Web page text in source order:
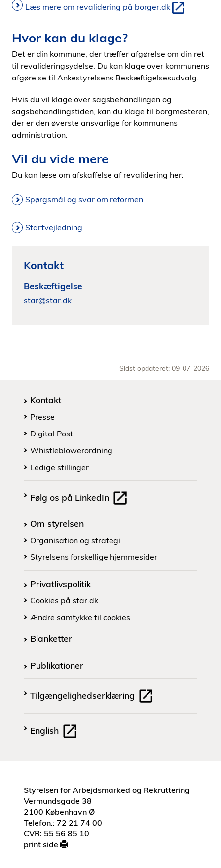
Læs mere om revalidering på borger.dk
Hvor kan du klage?
Det er din kommune, der træffer afgørelse om din ret
til revalideringsydelse. Du kan klage over kommunens
afgørelse til Ankestyrelsens Beskæftigelsesudvalg.
Hvis du vil klage over sagsbehandlingen og
sagsbehandlingstiden, kan du klage til borgmesteren,
der er den øverste ansvarlige for kommunens
administration.
Vil du vide mere
Du kan læse om afskaffelse af revalidering her:
Spørgsmål og svar om reformen
Startvejledning
Kontakt
Beskæftigelse
star@star.dk
Sidst opdateret: 09-07-2026
Kontakt
Presse
Digital Post
Whistleblowerordning
Ledige stillinger
Følg os på LinkedIn
Om styrelsen
Organisation og strategi
Styrelsens forskellige hjemmesider
Privatlivspolitik
Cookies på star.dk
Ændre samtykke til cookies
Blanketter
Publikationer
Tilgængelighedserklæring
English
Styrelsen for Arbejdsmarked og Rekruttering
Vermundsgade 38
2100 København Ø
Telefon.: 72 21 74 00
CVR: 55 56 85 10
print side